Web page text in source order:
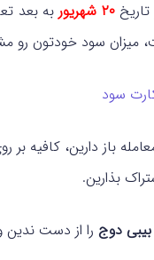
تاریخ۲۰ شهریور
به بعد
سود خودتون رو
باز دارین، کافیه
بذارین.
بیبی دوج را از دست ندین